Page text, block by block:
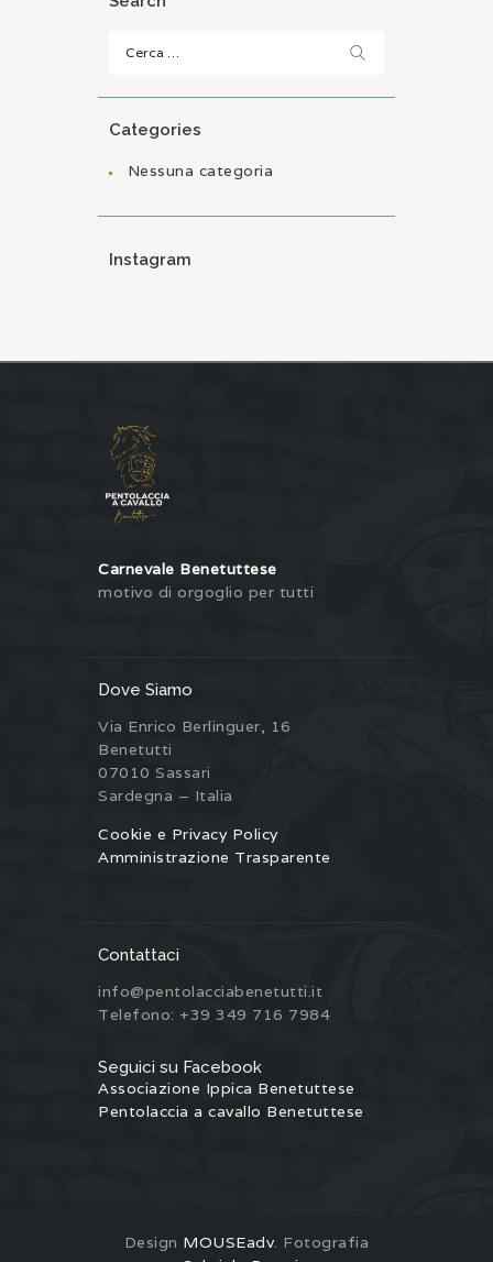
Categories
Nessuna categoria
Instagram
Carnevale Benetuttese
motivo di orgoglio per tutti
Dove Siamo
Via Enrico Berlinguer, 16
Benetutti
07010 Sassari
Sardegna – Italia
Cookie e Privacy Policy
Amministrazione Trasparente
Contattaci
info@pentolacciabenetutti.it
Telefono: +39 349 716 7984
Seguici su Facebook
Associazione Ippica Benetuttese
Pentolaccia a cavallo Benetuttese
Design MOUSEadv. Fotografia